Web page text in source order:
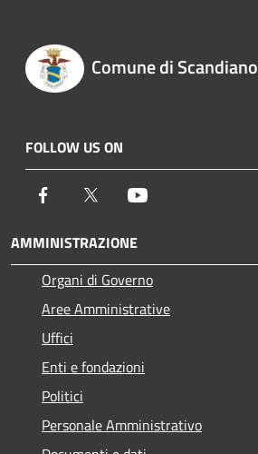
Comune di Scandiano
FOLLOW US ON
Facebook Twitter
AMMINISTRAZIONE
Organi di Governo
Aree Amministrative
Uffici
Enti e fondazioni
Politici
Personale Amministrativo